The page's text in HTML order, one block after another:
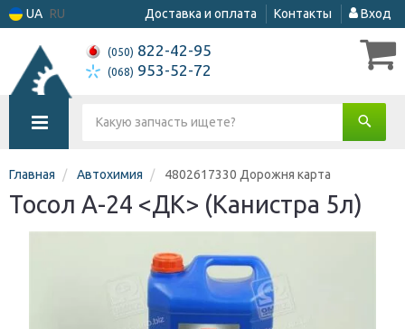
UA RU Доставка и оплата Контакты Вход
(050) 822-42-95
(068) 953-52-72
Главная Автохимия 4802617330 Дорожня карта
Тосол А-24 <ДК> (Канистра 5л)